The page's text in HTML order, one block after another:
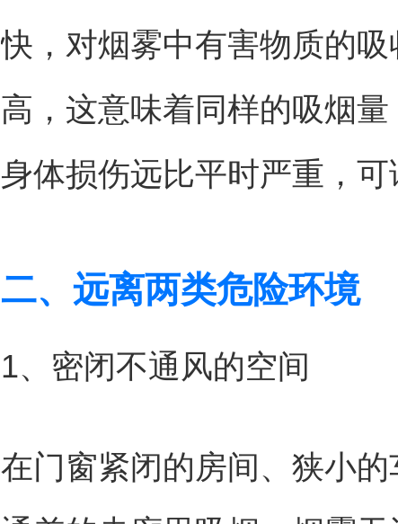
快，对烟雾中有害物质的
高，这意味着同样的吸烟
身体损伤远比平时严重，可
二、远离两类危险环境
1、密闭不通风的空间
在门窗紧闭的房间、狭小